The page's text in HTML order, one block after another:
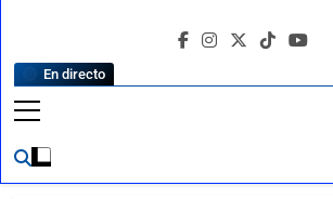
En directo
FormulaTlx
Comunicación Positiva